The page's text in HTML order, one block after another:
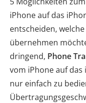
iPhone auf das
entscheiden,
übernehmen
dringend, Phone
vom iPhone auf
nur einfach zu